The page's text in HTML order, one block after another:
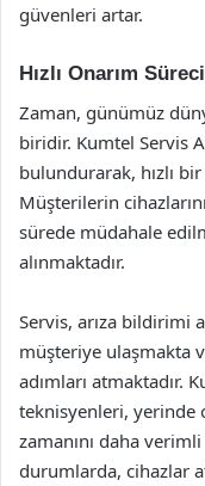
güvenleri artar.
Hızlı Onarım Süreci
Zaman, günümüz
biridir. Kumtel Servis
bulundurarak, hızlı
Müşterilerin
sürede müdahale
alınmaktadır.
Servis, arıza bildirimi
müşteriye ulaşmakta
adımları atmaktadır.
teknisyenleri, yerinde
zamanını daha
durumlarda, cihazlar